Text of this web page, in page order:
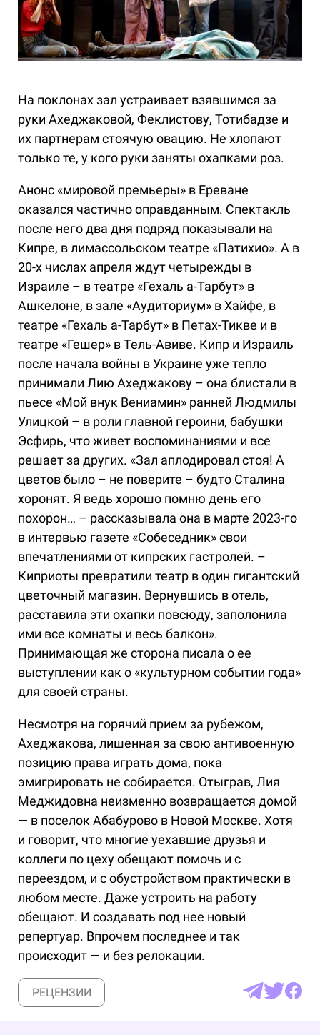
На поклонах зал устраивает взявшимся за
руки Ахеджаковой, Феклистову, Тотибадзе и
их партнерам стоячую овацию. Не хлопают
только те, у кого руки заняты охапками роз.
Анонс «мировой премьеры» в Ереване
оказался частично оправданным. Спектакль
после него два дня подряд показывали на
Кипре, в лимассольском театре «Патихио». А в
20-х числах апреля ждут четырежды в
Израиле – в театре «Гехаль а-Тарбут» в
Ашкелоне, в зале «Аудиториум» в Хайфе, в
театре «Гехаль а-Тарбут» в Петах-Тикве и в
театре «Гешер» в Тель-Авиве. Кипр и Израиль
после начала войны в Украине уже тепло
принимали Лию Ахеджакову – она блистали в
пьесе «Мой внук Вениамин» ранней Людмилы
Улицкой – в роли главной героини, бабушки
Эсфирь, что живет воспоминаниями и все
решает за других. «Зал аплодировал стоя! А
цветов было – не поверите – будто Сталина
хоронят. Я ведь хорошо помню день его
похорон… – рассказывала она в марте 2023-го
в интервью газете «Собеседник» свои
впечатлениями от кипрских гастролей. –
Киприоты превратили театр в один гигантский
цветочный магазин. Вернувшись в отель,
расставила эти охапки повсюду, заполонила
ими все комнаты и весь балкон».
Принимающая же сторона писала о ее
выступлении как о «культурном событии года»
для своей страны.
Несмотря на горячий прием за рубежом,
Ахеджакова, лишенная за свою антивоенную
позицию права играть дома, пока
эмигрировать не собирается. Отыграв, Лия
Меджидовна неизменно возвращается домой
— в поселок Абабурово в Новой Москве. Хотя
и говорит, что многие уехавшие друзья и
коллеги по цеху обещают помочь и с
переездом, и с обустройством практически в
любом месте. Даже устроить на работу
обещают. И создавать под нее новый
репертуар. Впрочем последнее и так
происходит — и без релокации.
РЕЦЕНЗИИ